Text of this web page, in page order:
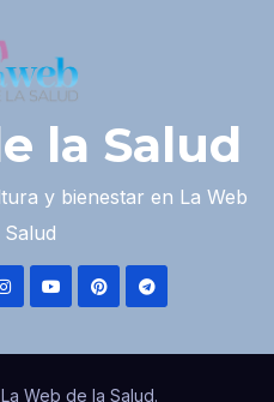
la Salud
y bienestar en La Web
Web de la Salud.